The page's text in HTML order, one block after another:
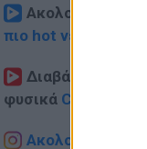
Ακολουθήστε
πιο hot νέα
Διαβάστε
φυσικά Celebrities
Ακολουθήστε